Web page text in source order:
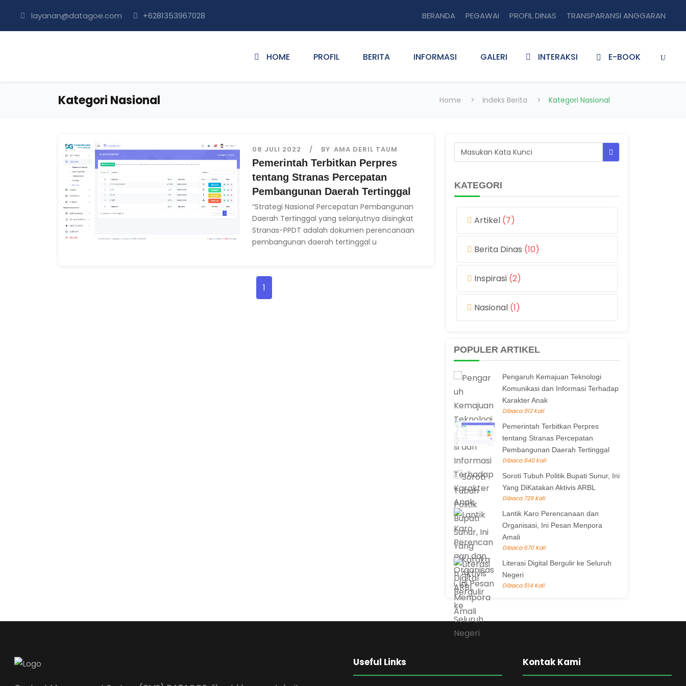
layanan@datagoe.com +6281353967028 BERANDA PEGAWAI PROFIL DINAS TRANSPARANSI ANGGARAN
HOME PROFIL BERITA INFORMASI GALERI INTERAKSI E-BOOK
Kategori Nasional Home > Indeks Berita > Kategori Nasional
08 JULI 2022 BY AMA DERIL TAUM
Pemerintah Terbitkan Perpres
tentang Stranas Percepatan
Pembangunan Daerah Tertinggal
“Strategi Nasional Percepatan Pembangunan
Daerah Tertinggal yang selanjutnya disingkat
Stranas-PPDT adalah dokumen perencanaan
pembangunan daerah tertinggal u
1
KATEGORI
Artikel (7)
Berita Dinas (10)
Inspirasi (2)
Nasional (1)
POPULER ARTIKEL
Pengaruh Kemajuan Teknologi
Komunikasi dan Informasi Terhadap
Karakter Anak
Dibaca 912 Kali
Pemerintah Terbitkan Perpres
tentang Stranas Percepatan
Pembangunan Daerah Tertinggal
Dibaca 840 Kali
Soroti Tubuh Politik Bupati Sunur, Ini
Yang DiKatakan Aktivis ARBL
Dibaca 729 Kali
Lantik Karo Perencanaan dan
Organisasi, Ini Pesan Menpora
Amali
Dibaca 670 Kali
Literasi Digital Bergulir ke Seluruh
Negeri
Dibaca 514 Kali
Useful Links Kontak Kami